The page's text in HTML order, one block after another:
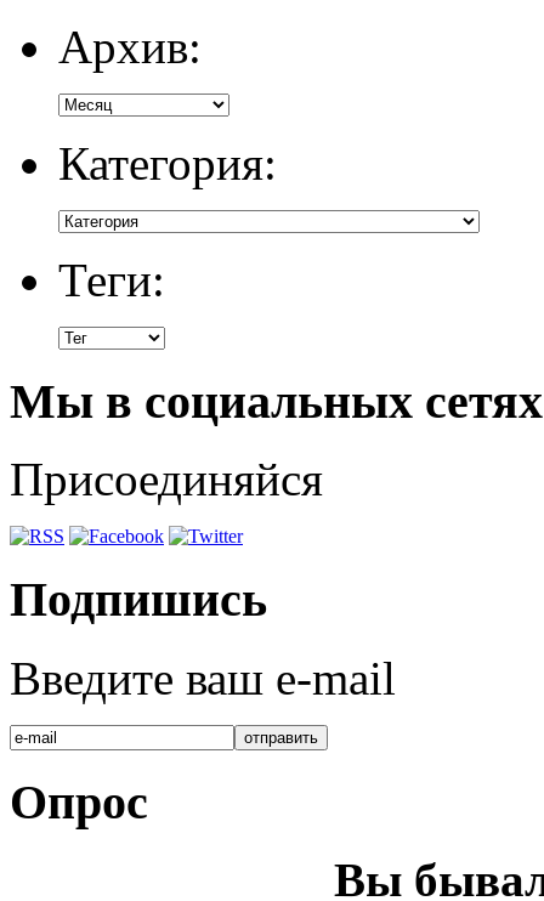
Архив:
Категория:
Теги:
Мы в социальных сетях
Присоединяйся
Подпишись
Введите ваш e-mail
Опрос
Вы